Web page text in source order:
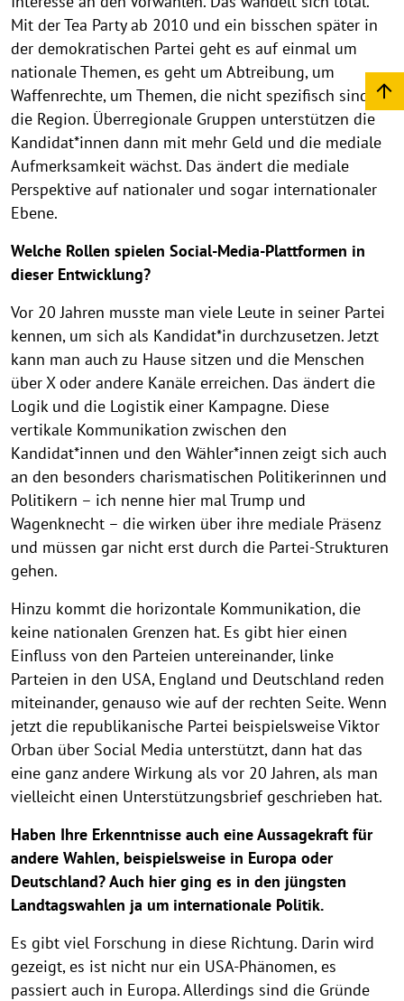
Mit der Tea Party ab 2010 und ein bisschen später in
der demokratischen Partei geht es auf einmal um
nationale Themen, es geht um Abtreibung, um
Waffenrechte, um Themen, die nicht spezifisch sind für
die Region. Überregionale Gruppen unterstützen die
Kandidat*innen dann mit mehr Geld und die mediale
Aufmerksamkeit wächst. Das ändert die mediale
Perspektive auf nationaler und sogar internationaler
Ebene.
Welche Rollen spielen Social-Media-Plattformen in
dieser Entwicklung?
Vor 20 Jahren musste man viele Leute in seiner Partei
kennen, um sich als Kandidat*in durchzusetzen. Jetzt
kann man auch zu Hause sitzen und die Menschen
über X oder andere Kanäle erreichen. Das ändert die
Logik und die Logistik einer Kampagne. Diese
vertikale Kommunikation zwischen den
Kandidat*innen und den Wähler*innen zeigt sich auch
an den besonders charismatischen Politikerinnen und
Politikern – ich nenne hier mal Trump und
Wagenknecht – die wirken über ihre mediale Präsenz
und müssen gar nicht erst durch die Partei-Strukturen
gehen.
Hinzu kommt die horizontale Kommunikation, die
keine nationalen Grenzen hat. Es gibt hier einen
Einfluss von den Parteien untereinander, linke
Parteien in den USA, England und Deutschland reden
miteinander, genauso wie auf der rechten Seite. Wenn
jetzt die republikanische Partei beispielsweise Viktor
Orban über Social Media unterstützt, dann hat das
eine ganz andere Wirkung als vor 20 Jahren, als man
vielleicht einen Unterstützungsbrief geschrieben hat.
Haben Ihre Erkenntnisse auch eine Aussagekraft für
andere Wahlen, beispielsweise in Europa oder
Deutschland? Auch hier ging es in den jüngsten
Landtagswahlen ja um internationale Politik.
Es gibt viel Forschung in diese Richtung. Darin wird
gezeigt, es ist nicht nur ein USA-Phänomen, es
passiert auch in Europa. Allerdings sind die Gründe